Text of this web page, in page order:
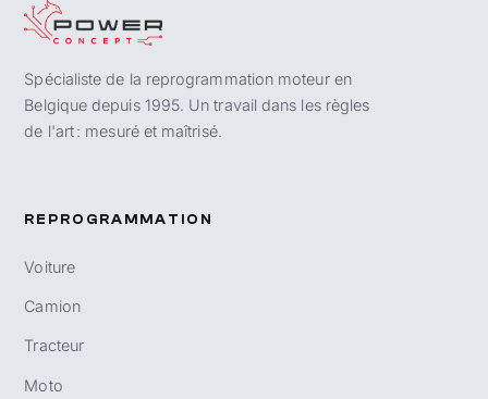
Spécialiste de la reprogrammation moteur en
Belgique depuis 1995. Un travail dans les règles
de l'art : mesuré et maîtrisé.
REPROGRAMMATION
Voiture
Camion
Tracteur
Moto